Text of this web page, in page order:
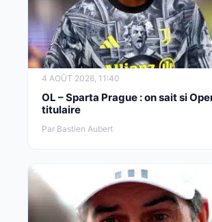
4 AOÛT 2026, 11:40
OL – Sparta Prague : on sait si
titulaire
Par Bastien Aubert